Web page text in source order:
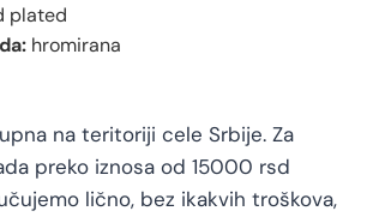
plated
hromirana
na teritoriji cele Srbije. Za
preko iznosa od 15000 rsd
lično, bez ikakvih troškova,